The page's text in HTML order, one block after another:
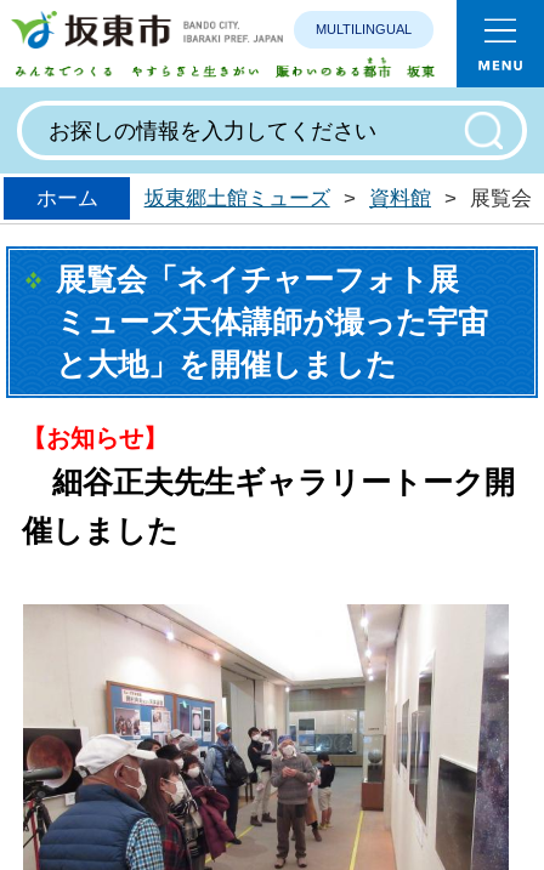
みんなで
MULTILINGUAL
ホーム 坂東郷土館ミューズ > 資料館 > 展覧会
展覧会「ネイチャーフォト展
ミューズ天体講師が撮った宇宙
と大地」を開催しました
【お知らせ】
細谷正夫先生ギャラリートーク開
催しました